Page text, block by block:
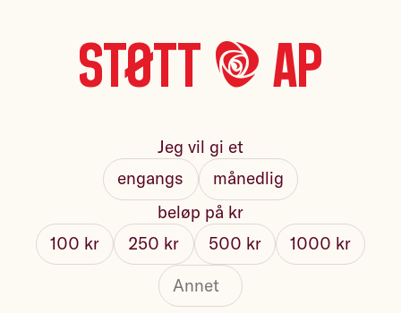
Støtt *A* Ap
Jeg vil gi et
engangs
månedlig
beløp på kr
100 kr
250 kr 500 kr 1000 kr